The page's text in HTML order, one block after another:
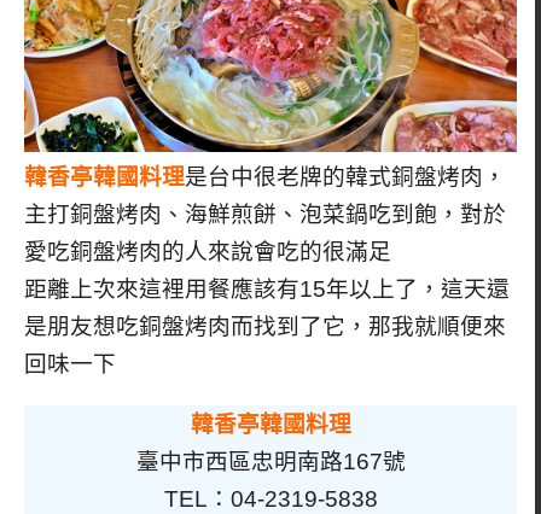
韓香亭韓國料理是台中很老牌的韓式銅盤烤肉，
主打銅盤烤肉、海鮮煎餅、泡菜鍋吃到飽，對於
愛吃銅盤烤肉的人來說會吃的很滿足
距離上次來這裡用餐應該有15年以上了，這天還
是朋友想吃銅盤烤肉而找到了它，那我就順便來
回味一下
韓香亭韓國料理
臺中市西區忠明南路167號
TEL：04-2319-5838